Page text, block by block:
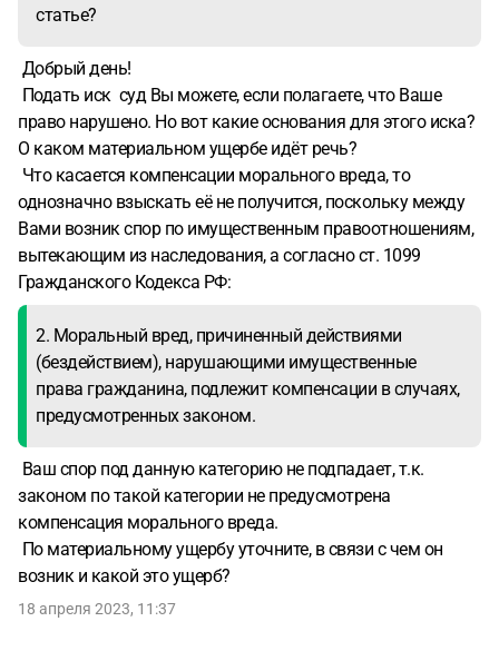
статье?
Добрый день!
Подать иск суд Вы можете, если полагаете, что Ваше
право нарушено. Но вот какие основания для этого иска?
О каком материальном ущербе идёт речь?
Что касается компенсации морального вреда, то
однозначно взыскать её не получится, поскольку между
Вами возник спор по имущественным правоотношениям,
вытекающим из наследования, а согласно ст. 1099
Гражданского Кодекса РФ:
2. Моральный вред, причиненный действиями
(бездействием), нарушающими имущественные
права гражданина, подлежит компенсации в случаях,
предусмотренных законом.
Ваш спор под данную категорию не подпадает, т.к.
законом по такой категории не предусмотрена
компенсация морального вреда.
По материальному ущербу уточните, в связи с чем он
возник и какой это ущерб?
18 апреля 2023, 11:37